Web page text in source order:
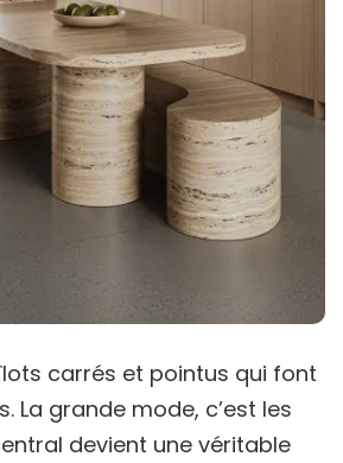
carrés et pointus qui font
La grande mode, c’est les
devient une véritable